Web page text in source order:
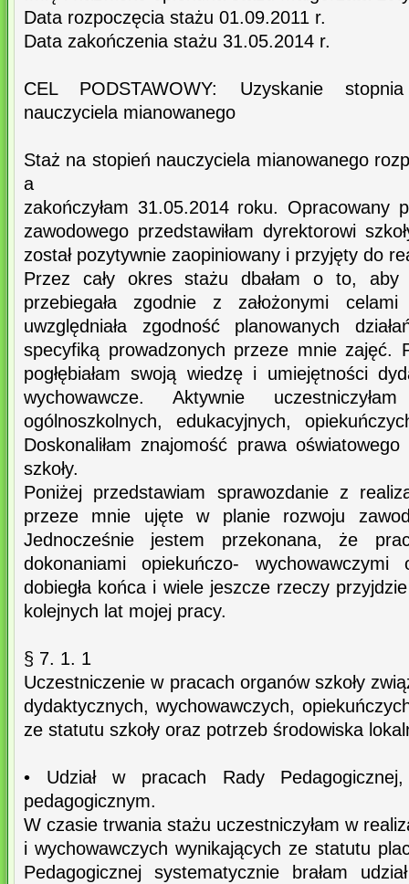
Data rozpoczęcia stażu 01.09.2011 r.
Data zakończenia stażu 31.05.2014 r.
CEL PODSTAWOWY: Uzyskanie
nauczyciela mianowanego
Staż na stopień nauczyciela mianowanego
a
zakończyłam 31.05.2014 roku. Opracowany
zawodowego przedstawiłam dyrektorowi
został pozytywnie zaopiniowany i przyjęty do
Przez cały okres stażu dbałam o to, aby
przebiegała zgodnie z założonymi
uwzględniała zgodność planowanych
specyfiką prowadzonych przeze mnie
pogłębiałam swoją wiedzę i umiejętności
wychowawcze. Aktywnie
ogólnoszkolnych, edukacyjnych,
Doskonaliłam znajomość prawa
szkoły.
Poniżej przedstawiam sprawozdanie z
przeze mnie ujęte w planie rozwoju
Jednocześnie jestem przekonana, że
dokonaniami opiekuńczo-
dobiegła końca i wiele jeszcze rzeczy
kolejnych lat mojej pracy.
§ 7. 1. 1
Uczestniczenie w pracach organów szkoły
dydaktycznych, wychowawczych,
ze statutu szkoły oraz potrzeb środowiska
• Udział w pracach Rady
pedagogicznym.
W czasie trwania stażu uczestniczyłam w
i wychowawczych wynikających ze statutu
Pedagogicznej systematycznie brałam